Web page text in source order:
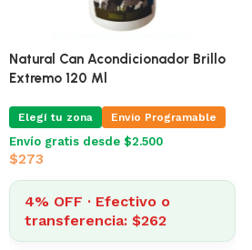
Natural Can Acondicionador Brillo
Extremo 120 Ml
Elegí tu zona Envio Programable
Envío gratis desde $2.500
$273
4% OFF · Efectivo o
transferencia: $262